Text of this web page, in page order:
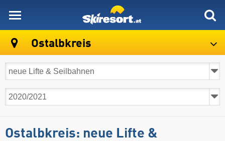
Ostalbkreis
Ostalbkreis: neue Lifte &